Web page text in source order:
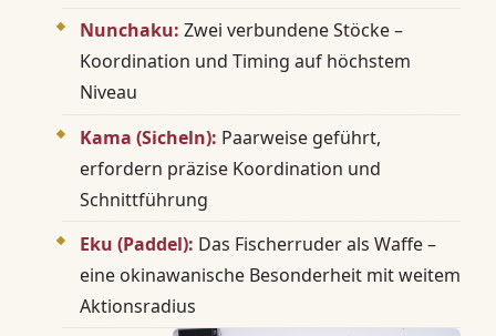
Nunchaku: Zwei verbundene Stöcke –
Koordination und Timing auf höchstem
Niveau
Kama (Sicheln): Paarweise geführt,
erfordern präzise Koordination und
Schnittführung
Eku (Paddel): Das Fischerruder als Waffe –
eine okinawanische Besonderheit mit weitem
Aktionsradius